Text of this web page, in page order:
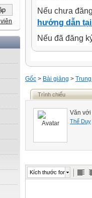
Nếu chưa
hướng dẫn
Nếu đã đăng
Gốc > Bài giảng >
Trình chiếu
Văn
Thế Duy
Kích thước font